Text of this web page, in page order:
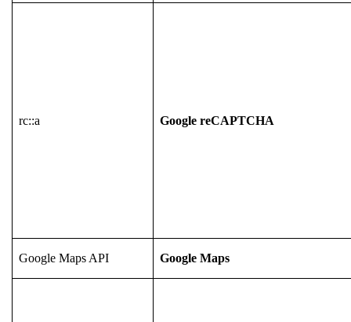
rc::a Google reCAPTCHA
Google Maps API Google Maps